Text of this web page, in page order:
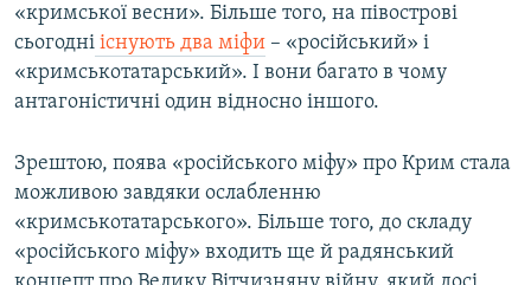
«кримської весни». Більше того, на півострові
сьогодні існують два міфи – «російський» і
«кримськотатарський». І вони багато в чому
антагоністичні один відносно іншого.
Зрештою, поява «російського міфу» про Крим стала
можливою завдяки ослабленню
«кримськотатарського». Більше того, до складу
«російського міфу» входить ще й радянський